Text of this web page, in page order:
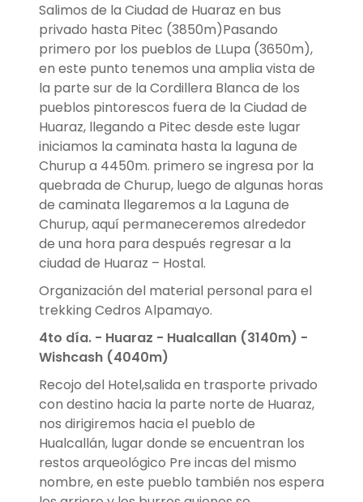
Salimos de la Ciudad de Huaraz en bus
privado hasta Pitec (3850m)Pasando
primero por los pueblos de LLupa (3650m),
en este punto tenemos una amplia vista de
la parte sur de la Cordillera Blanca de los
pueblos pintorescos fuera de la Ciudad de
Huaraz, llegando a Pitec desde este lugar
iniciamos la caminata hasta la laguna de
Churup a 4450m. primero se ingresa por la
quebrada de Churup, luego de algunas horas
de caminata llegaremos a la Laguna de
Churup, aquí permaneceremos alrededor
de una hora para después regresar a la
ciudad de Huaraz – Hostal.
Organización del material personal para el
trekking Cedros Alpamayo.
4to día. - Huaraz - Hualcallan (3140m) -
Wishcash (4040m)
Recojo del Hotel,salida en trasporte privado
con destino hacia la parte norte de Huaraz,
nos dirigiremos hacia el pueblo de
Hualcallán, lugar donde se encuentran los
restos arqueológico Pre incas del mismo
nombre, en este pueblo también nos espera